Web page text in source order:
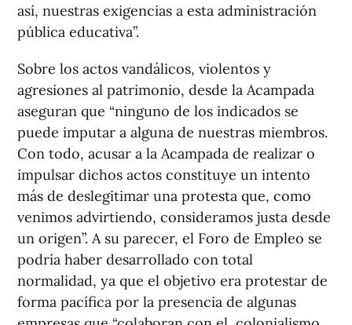
así, nuestras exigencias a esta administración
pública educativa”.
Sobre los actos vandálicos, violentos y
agresiones al patrimonio, desde la Acampada
aseguran que “ninguno de los indicados se
puede imputar a alguna de nuestras miembros.
Con todo, acusar a la Acampada de realizar o
impulsar dichos actos constituye un intento
más de deslegitimar una protesta que, como
venimos advirtiendo, consideramos justa desde
un origen”. A su parecer, el Foro de Empleo se
podría haber desarrollado con total
normalidad, ya que el objetivo era protestar de
forma pacífica por la presencia de algunas